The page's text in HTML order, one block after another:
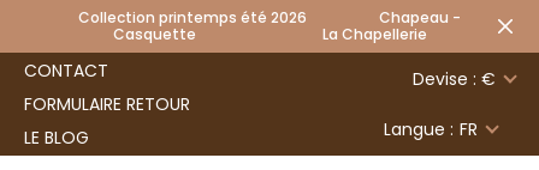
Collection printemps été 2026 Chapeau -
Casquette La Chapellerie
CONTACT
FORMULAIRE RETOUR
LE BLOG
Devise : €
Langue : FR